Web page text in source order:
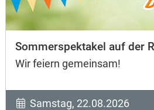
Sommerspektakel auf der
Wir feiern gemeinsam!
Samstag, 22.08.2026